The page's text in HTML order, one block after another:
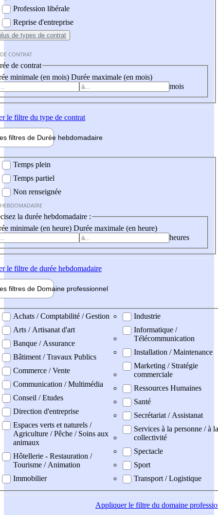
Profession libérale
Reprise d'entreprise
de types de contrat
CONTRAT
de contrat
minimale (en mois) Durée maximale (en mois)
mois
le filtre du type de contrat
filtres de Durée hebdomadaire
Temps plein
Temps partiel
Non renseignée
la durée hebdomadaire :
minimale (en heure) Durée maximale (en heure)
heures
le filtre de durée hebdomadaire
filtres de Domaine professionnel
professionel
Achats / Comptabilité / Gestion
Arts / Artisanat d'art
Banque / Assurance
Bâtiment / Travaux Publics
Commerce / Vente
Communication / Multimédia
Conseil / Etudes
Direction d'entreprise
Espaces verts et naturels /
Agriculture / Pêche / Soins aux
animaux
Hôtellerie - Restauration /
Tourisme / Animation
Immobilier
Industrie
Informatique /
Télécommunication
Installation / Maintenance
Marketing / Stratégie
commerciale
Ressources Humaines
Santé
Secrétariat / Assistanat
Services à la personne / à la
collectivité
Spectacle
Sport
Transport / Logistique
Appliquerle filtre du domaine